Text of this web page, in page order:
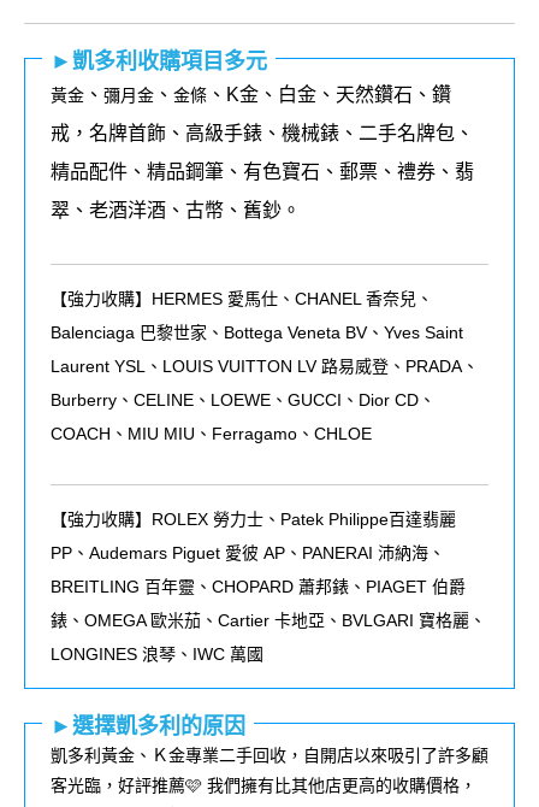
►凱多利收購項目多元
黃金 、 彌月金 、 金條 、K金、白金、天然鑽石、鑽
戒，名牌首飾、高級手錶、機械錶、二手名牌包、
精品配件、精品鋼筆、有色寶石、郵票、禮券、翡
翠、老酒洋酒、古幣、舊鈔。
【強力收購】HERMES 愛馬仕、CHANEL 香奈兒、
Balenciaga 巴黎世家、Bottega Veneta BV、Yves Saint
Laurent YSL、LOUIS VUITTON LV 路易威登、PRADA、
Burberry、CELINE、LOEWE、GUCCI、Dior CD、
COACH、MIU MIU、Ferragamo、CHLOE
【強力收購】ROLEX 勞力士、 Patek Philippe百達翡麗
PP 、 Audemars Piguet 愛彼 AP 、 PANERAI 沛納海、
BREITLING 百年靈、 CHOPARD 蕭邦錶、 PIAGET 伯爵
錶、 OMEGA歐米茄、 Cartier 卡地亞、 BVLGARI 寶格麗、
LONGINES 浪琴、 IWC 萬國
►選擇凱多利的原因
凱多利黃金、Ｋ金專業二手回收，自開店以來吸引了許多顧
客光臨，好評推薦🩷 我們擁有比其他店更高的收購價格，